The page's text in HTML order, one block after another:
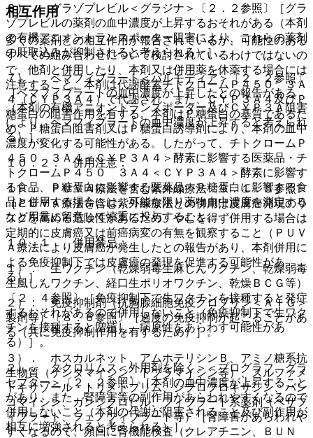
６）． グラゾプレビル＜グラジナ＞〔２．２参照〕［グラ
ゾプレビルの薬剤の血中濃度が上昇するおそれがある（本剤
の有機アニオントランスポーター阻害により、これらの薬剤
の肝取込みが抑制されると考えられる）］。
７）． ペマフィブラート＜パルモディア＞〔２．２参照〕
［ペマフィブラートの血中濃度が上昇したとの報告がある
（本剤の有機アニオントランスポーター及びＣＹＰ３Ａ阻害
により、ペマフィブラートの血中濃度が上昇すると考えられ
る）］。
１０．２． 併用注意：
１）． ＰＵＶＡ療法を含む紫外線療法〔９．１．５参照〕
［ＰＵＶＡ療法を含む紫外線療法との併用は皮膚癌発現のリ
スクを高める危険性があるため、やむを得ず併用する場合は
定期的に皮膚癌又は前癌病変の有無を観察すること（ＰＵＶ
Ａ療法により皮膚癌が発生したとの報告があり、本剤併用に
よる免疫抑制下では皮膚癌の発現を促進する可能性があ
る）］。
２）． 免疫抑制剤（抗胸腺細胞免疫グロブリン＜ＡＴＧ＞
製剤等）〔８．６参照〕［過度の免疫抑制が起こることがあ
る（共に免疫抑制作用を有するため）］。
３）． ホスカルネット、アムホテリシンＢ、アミノ糖系抗
生物質（ゲンタマイシン、トブラマイシン等）、スルファメ
トキサゾール・トリメトプリム、シプロフロキサシン、バン
コマイシン、ガンシクロビル、フィブラート系薬剤（ベザフ
ィブラート、フェノフィブラート等）［腎障害があらわれや
すくなるので、頻回に腎機能検査（クレアチニン、ＢＵＮ
相互作用
多くの薬剤との相互作用が報告されているが、可能性のある
すべての組み合わせについて検討されているわけではないの
で、他剤と併用したり、本剤又は併用薬を休薬する場合には
注意すること。本剤は代謝酵素チトクロームＰ４５０ ３Ａ
４（ＣＹＰ３Ａ４）で代謝され、また、ＣＹＰ３Ａ４及びＰ
糖蛋白の阻害作用を有する。本剤はＰ糖蛋白の基質であるた
め、Ｐ糖蛋白阻害剤又はＰ糖蛋白誘導剤により、本剤の血中
濃度が変化する可能性がある。したがって、チトクロームＰ
４５０ ３Ａ４＜ＣＹＰ３Ａ４＞酵素に影響する医薬品・チ
トクロームＰ４５０ ３Ａ４＜ＣＹＰ３Ａ４＞酵素に影響す
る食品、Ｐ糖蛋白に影響する医薬品・Ｐ糖蛋白に影響する食
品と併用する場合には、可能な限り薬物血中濃度を測定する
など用量に留意して慎重に投与すること。
１０．１． 併用禁忌：
１）． 生ワクチン（乾燥弱毒生麻しんワクチン、乾燥弱毒
生風しんワクチン、経口生ポリオワクチン、乾燥ＢＣＧ等）
〔２．４参照〕［免疫抑制下で生ワクチンを接種すると発症
するおそれがあるので併用しないこと（免疫抑制下で生ワク
チンを接種すると増殖し、病原性をあらわす可能性があ
る）］。
２）． タクロリムス＜外用剤を除く＞＜プログラフ、グラ
セプター＞〔２．２参照〕［本剤の血中濃度が上昇すること
があり、また、腎障害等の副作用があらわれやすくなるので
併用しないこと（本剤の代謝が阻害されること及び副作用が
相互に増強されると考えられる）］。